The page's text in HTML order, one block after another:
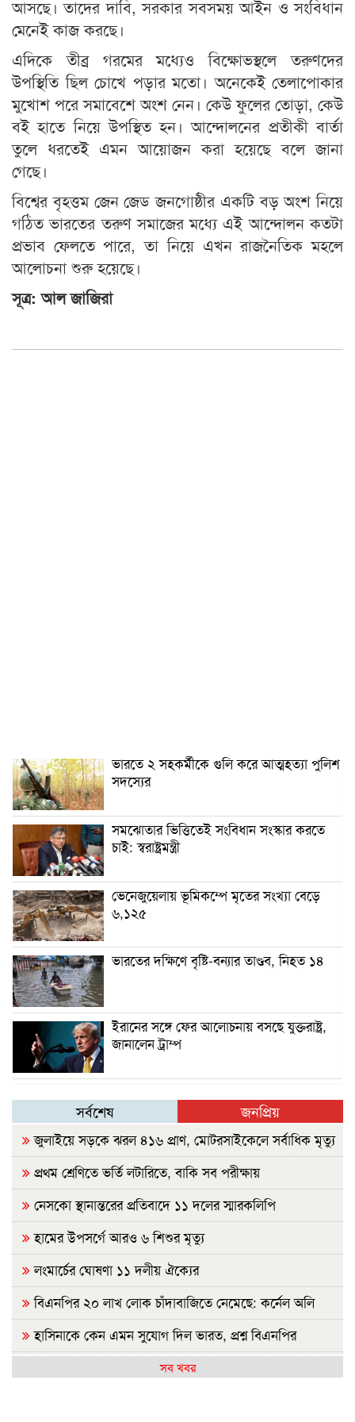
আসছে। তাদের দাবি, সরকার সবসময় আইন ও সংবিধান
মেনেই কাজ করছে।
এদিকে তীব্র গরমের মধ্যেও বিক্ষোভস্থলে তরুণদের
উপস্থিতি ছিল চোখে পড়ার মতো। অনেকেই তেলাপোকার
মুখোশ পরে সমাবেশে অংশ নেন। কেউ ফুলের তোড়া, কেউ
বই হাতে নিয়ে উপস্থিত হন। আন্দোলনের প্রতীকী বার্তা
তুলে ধরতেই এমন আয়োজন করা হয়েছে বলে জানা
গেছে।
বিশ্বের বৃহত্তম জেন জেড জনগোষ্ঠীর একটি বড় অংশ নিয়ে
গঠিত ভারতের তরুণ সমাজের মধ্যে এই আন্দোলন কতটা
প্রভাব ফেলতে পারে, তা নিয়ে এখন রাজনৈতিক মহলে
আলোচনা শুরু হয়েছে।
সূত্র: আল জাজিরা
ভারতে ২ সহকর্মীকে গুলি করে আত্মহত্যা পুলিশ
সদস্যের
সমঝোতার ভিত্তিতেই সংবিধান সংস্কার করতে
চাই: স্বরাষ্ট্রমন্ত্রী
ভেনেজুয়েলায় ভূমিকম্পে মৃতের সংখ্যা বেড়ে
৬,১২৫
ভারতের দক্ষিণে বৃষ্টি-বন্যার তাণ্ডব, নিহত ১৪
ইরানের সঙ্গে ফের আলোচনায় বসছে যুক্তরাষ্ট্র,
জানালেন ট্রাম্প
সর্বশেষ জনপ্রিয়
জুলাইয়ে সড়কে ঝরল ৪১৬ প্রাণ, মোটরসাইকেলে সর্বাধিক মৃত্যু
প্রথম শ্রেণিতে ভর্তি লটারিতে, বাকি সব পরীক্ষায়
নেসকো স্থানান্তরের প্রতিবাদে ১১ দলের স্মারকলিপি
হামের উপসর্গে আরও ৬ শিশুর মৃত্যু
লংমার্চের ঘোষণা ১১ দলীয় ঐক্যের
বিএনপির ২০ লাখ লোক চাঁদাবাজিতে নেমেছে: কর্নেল অলি
হাসিনাকে কেন এমন সুযোগ দিল ভারত, প্রশ্ন বিএনপির
রাষ্ট্রপতি নির্বাচন ২০ আগস্টসব খবর